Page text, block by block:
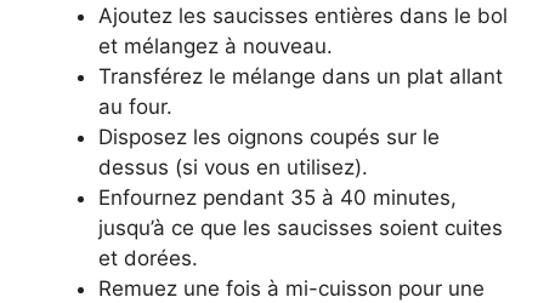
Ajoutez les saucisses entières dans le bol
et mélangez à nouveau.
Transférez le mélange dans un plat allant
au four.
Disposez les oignons coupés sur le
dessus (si vous en utilisez).
Enfournez pendant 35 à 40 minutes,
jusqu’à ce que les saucisses soient cuites
et dorées.
Remuez une fois à mi-cuisson pour une